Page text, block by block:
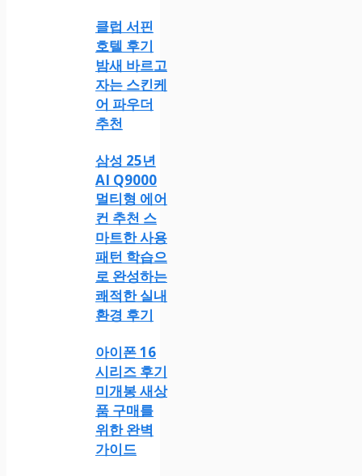
클럽 서핀
호텔 후기
밤새 바르고
자는 스킨케
어 파우더
추천
삼성 25년
AI Q9000
멀티형 에어
컨 추천 스
마트한 사용
패턴 학습으
로 완성하는
쾌적한 실내
환경 후기
아이폰 16
시리즈 후기
미개봉 새상
품 구매를
위한 완벽
가이드